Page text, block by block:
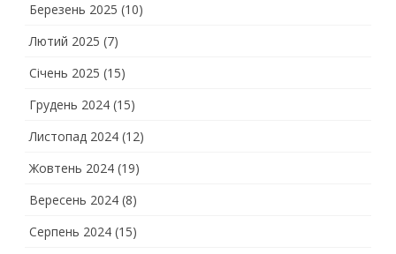
Березень 2025 (10)
Лютий 2025 (7)
Січень 2025 (15)
Грудень 2024 (15)
Листопад 2024 (12)
Жовтень 2024 (19)
Вересень 2024 (8)
Серпень 2024 (15)